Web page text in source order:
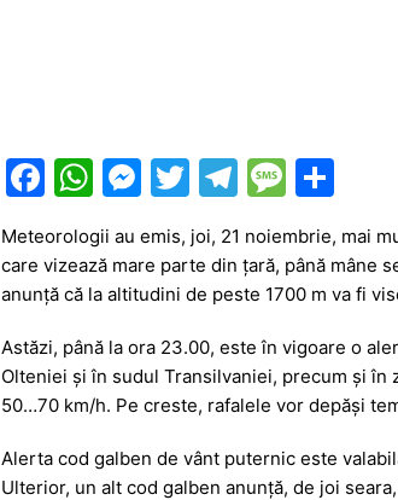
F
c
e
b
o
o
k
W
h
at
s
A
p
p
M
s
s
e
n
g
er
T
w
itt
er
T
el
e
gr
a
m
M
s
s
a
g
e
P
ar
ta
je
a
z
ă
Meteorologii au emis, joi, 21 noiembrie, mai
care vizează mare parte din țară, până mâne
anunță că la altitudini de peste 1700 m va fi
Astăzi, până la ora 23.00, este în vigoare o
Olteniei și în sudul Transilvaniei, precum și
50…70 km/h. Pe creste, rafalele vor depăși
Alerta cod galben de vânt puternic este
Ulterior, un alt cod galben anunţă, de joi